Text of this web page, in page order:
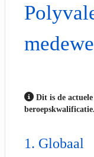
Dit is de
beroepskwalificatie.
Globaal